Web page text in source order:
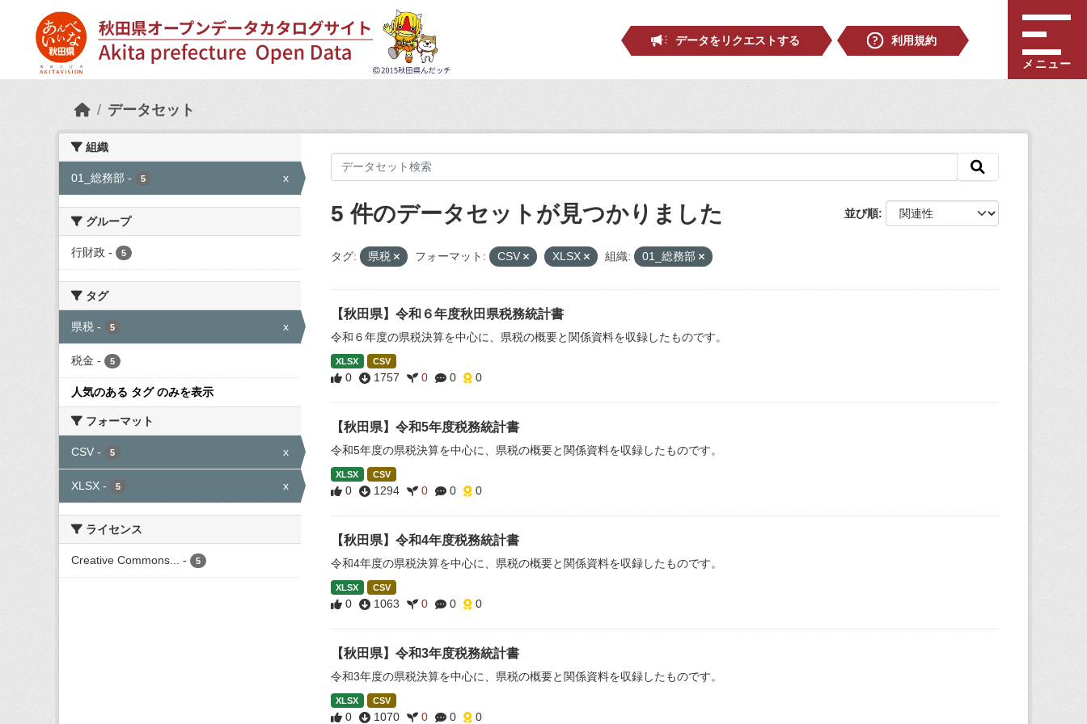
データをリクエストする
利用規約
メニュー
データセット
組織
01_総務部 - 5 x
グループ
行財政 - 5
タグ
県税 - 5 x
税金 - 5
人気のある タグ のみを表示
フォーマット
CSV - 5 x
XLSX - 5 x
ライセンス
Creative Commons... - 5
並び順
5 件のデータセットが見つかりました
タグ: 県税 フォーマット: CSV XLSX 組織: 01_総務部
【秋田県】令和６年度秋田県税務統計書
令和６年度の県税決算を中心に、県税の概要と関係資料を収録したものです。
XLSX CSV
0 1757 0 0 0
【秋田県】令和5年度税務統計書
令和5年度の県税決算を中心に、県税の概要と関係資料を収録したものです。
XLSX CSV
0 1294 0 0 0
【秋田県】令和4年度税務統計書
令和4年度の県税決算を中心に、県税の概要と関係資料を収録したものです。
XLSX CSV
0 1063 0 0 0
【秋田県】令和3年度税務統計書
令和3年度の県税決算を中心に、県税の概要と関係資料を収録したものです。
XLSX CSV
0 1070 0 0 0